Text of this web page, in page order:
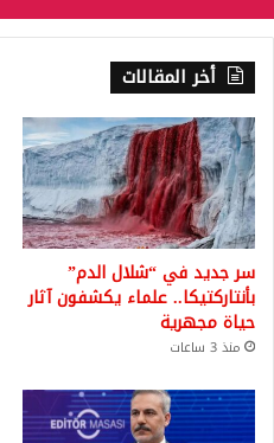
أخر المقالات
سر جديد في “شلال الدم”
بأنتاركتيكا.. علماء يكشفون آثار
حياة مجهرية
منذ 3 ساعات